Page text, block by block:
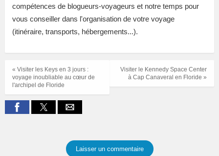
compétences de blogueurs-voyageurs et notre temps pour
vous conseiller dans l'organisation de votre voyage
(itinéraire, transports, hébergements...).
Visiter le Kennedy Space Center
à Cap Canaveral en Floride »
« Visiter les Keys en 3 jours :
voyage inoubliable au cœur de
l'archipel de Floride
Laisser un commentaire